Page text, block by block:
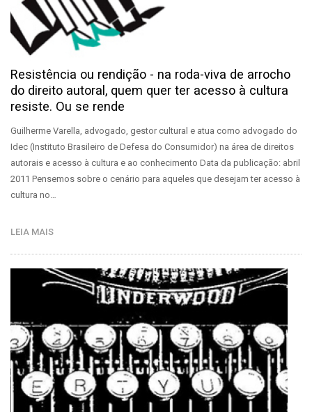
Resistência ou rendição - na roda-viva de arrocho
do direito autoral, quem quer ter acesso à cultura
resiste. Ou se rende
Guilherme Varella, advogado, gestor cultural e atua como advogado do
Idec (Instituto Brasileiro de Defesa do Consumidor) na área de direitos
autorais e acesso à cultura e ao conhecimento Data da publicação: abril
2011 Pensemos sobre o cenário para aqueles que desejam ter acesso à
cultura no…
LEIA MAIS